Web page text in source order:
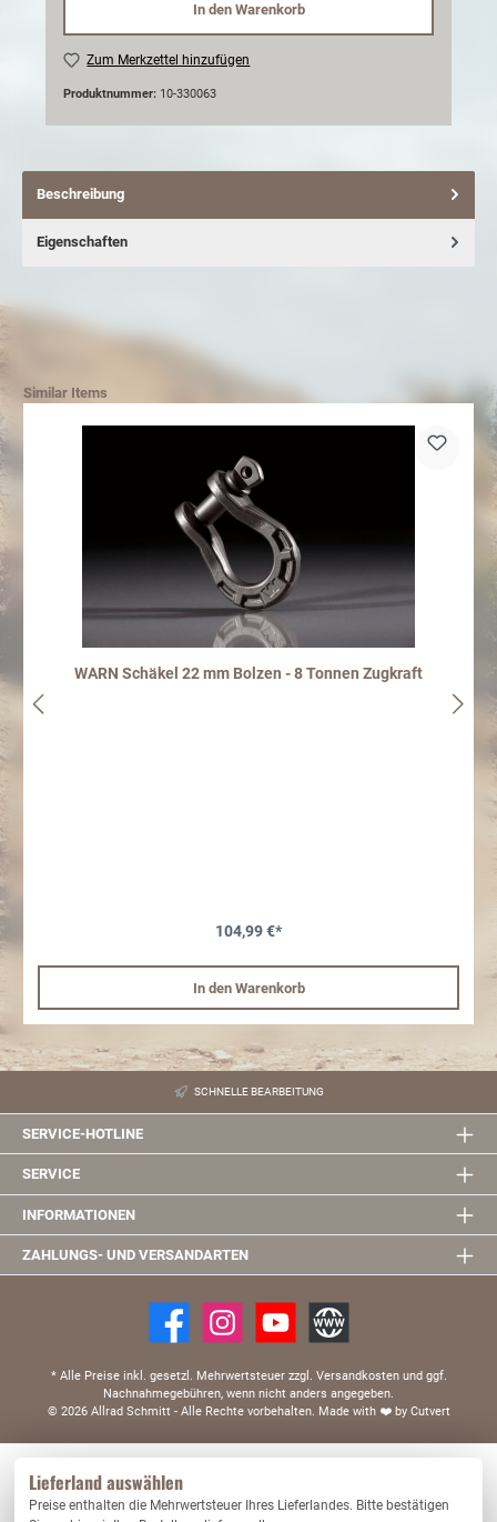
In den Warenkorb
Zum Merkzettel hinzufügen
Produktnummer: 10-330063
Beschreibung
Eigenschaften
Similar Items
WARN Schäkel 22 mm Bolzen - 8 Tonnen Zugkraft
104,99 €*
In den Warenkorb
SCHNELLE BEARBEITUNG
SERVICE-HOTLINE
SERVICE
INFORMATIONEN
ZAHLUNGS- UND VERSANDARTEN
* Alle Preise inkl. gesetzl. Mehrwertsteuer zzgl. Versandkosten und ggf.
Nachnahmegebühren, wenn nicht anders angegeben.
© 2026 Allrad Schmitt - Alle Rechte vorbehalten. Made with ❤️by Cutvert
Lieferland auswählen
Preise enthalten die Mehrwertsteuer Ihres Lieferlandes. Bitte bestätigen
Nur technisch notwendige Konfigurieren